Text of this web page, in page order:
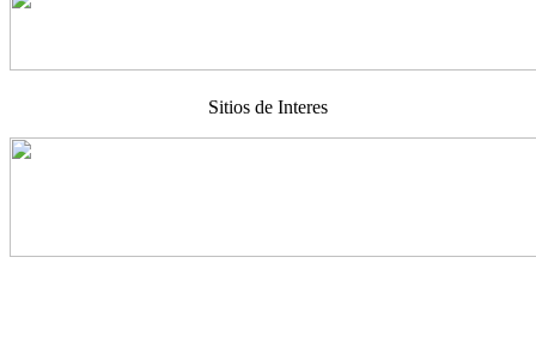
Sitios de Interes